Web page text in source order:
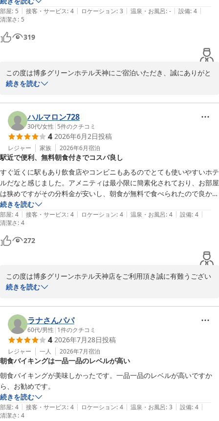
そのような中でも、お部屋の広さや備品、立地につきましてご満足
いただけたとのお言葉を頂戴し、大変嬉しく拝読いたしました。ま
た、フェイスタオルに関するご意見につきましても、今後のサービ
ス向上の参考とさせていただきます。
「また、お世話になります」とのお言葉は、私どもにとって何より
の励みでございます。これからも安心して快適にご利用いただける
ホテルを目指し、スタッフ一同努めてまいります。
フロント　サロジ
博多グリーンホテル天神
2026-07-09
事ができました。
2日目はスムーズに案内していただきましたので一日目はたまたま忙し
くて気づかれなかったのだと思いました。
初めての方でも分かりやすい案内表示があればいいと思いました。
それと連泊なのでフェイスタオルをせめてもう一枚多く欲しかったで
部屋: 5 | 接客・サービス: 4 | ロケーション: 3 | 温泉・お風呂: - | 設備: 4 |
清潔さ: 5
319
この度は博多グリーンホテル天神にご宿泊いただき、誠にありがと
うございます。
より御礼申し上げます。
ご朝食の際には、入店時のご案内が行き届かず、ご不便とご不安な
思いをおかけしましたこと、深くお詫び申し上げます。初めてご利
用のお客様にも分かりやすくご利用いただけるよう、案内表示やス
タッフの対応について改善を検討してまいります。
一方で、2日目はスムーズにご利用いただけたとのことで、少し安
堵しております。
また、タオルの枚数につきましてご不便をおかけし申し訳ございま
せん。客室にはフェイスタオルを1枚ご用意しておりますが、フロ
ントスタッフにお申し付けいただけましたら追加でのご用意も可能
でございます。今後のご案内方法についても、より分かりやすくお
伝えできるよう努めてまいります。
そのような中で、お食事についてお褒めのお言葉を頂戴し、大変嬉
しく存じます。今後もサービス・設備ともにご満足いただけるホテ
ルを目指し、スタッフ一同努めてまいります。
また福岡へお越しの際には、ぜひ当ホテルをご利用いただけますと
幸いでございます。
お客様のまたのご来館を心よりお待ち申し上げております。
フロント：サロジ
博多グリーンホテル天神
2026-06-08
続きを読む
ハルマロン728
30代/女性 | 5件のクチコミ
4 2026年6月2日投稿
レジャー 家族 2026年6月宿泊
駅近で便利、無料朝食付きでコスパ良し
すぐ近くに駅もあり飲食店やコンビニもあるのでとても使いやすいホテ
ルだなと感じました。アメニティは最小限に簡素化されており、お部屋
は狭めですがその分料金が安いし、朝食が無料で食べられたので良かっ
たです。ホテルスタッフさんも親切だったのでまた福岡に来た際は泊ま
りたいと思います！
続きを読む
部屋: 4 | 接客・サービス: 4 | ロケーション: 4 | 温泉・お風呂: 4 | 設備: 4 |
清潔さ: 4
272
この度は博多グリーンホテル天神店をご利用頂き誠に有難うござい
ます。
拝読致しました。重ねて御礼申し上げます。
お客様のご投稿にもございますよう、当ホテルは赤坂駅から徒歩3
分、天神駅からは徒歩10分圏内と立地面につきまして多くのお客様
よりご好評いただいております。お食事やショッピングにも便利か
と存じます。
また当ホテルは、13時のチェックインからチェックアウトの12時ま
で最大23時間ご滞在いただけます。チェックインの時間より前にご
到着された場合も、フロントにてお荷物をお預かりしておりますの
でお気軽にお声かけくださいませ。
今後とも、立地面だけでなく接客・サービス面つきましても、より
お客様にご満足頂けるよう努力して参る所存でございます。
続きを読む
ラナさんパパ
60代/男性 | 1件のクチコミ
4 2026年7月28日投稿
レジャー 一人 2026年7月宿泊
朝食バイキングは一品一品のレベルが高い
朝食バイキングが美味しかったです。一品一品のレベルが高いですか
ら、お勧めです。
続きを読む
部屋: 4 | 接客・サービス: 4 | ロケーション: 4 | 温泉・お風呂: 3 | 設備: 4 |
清潔さ: 4